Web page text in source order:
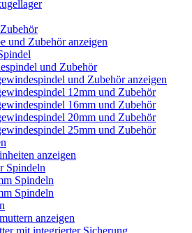
und Zubehör anzeigen
und Zubehör
und Zubehör anzeigen
12mm und Zubehör
16mm und Zubehör
20mm und Zubehör
25mm und Zubehör
anzeigen
Spindeln
Spindeln
Spindeln
anzeigen
mit integrierter Sicherung